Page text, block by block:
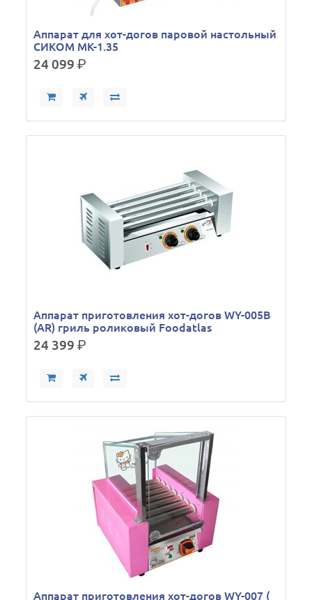
Аппарат для хот-догов паровой настольный
СИКОМ МК-1.35
24 099р.
Аппарат приготовления хот-догов WY-005В
(AR) гриль роликовый Foodatlas
24 399р.
Аппарат приготовления хот-догов WY-007 (